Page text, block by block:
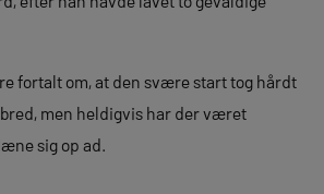
fortalt om, at den svære start tog hårdt
men heldigvis har der været
sig op ad.